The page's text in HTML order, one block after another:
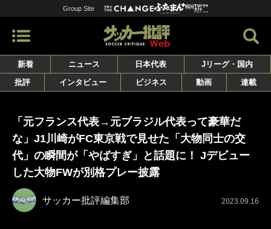
Group Site
新着 ニュース 日本代表
Jリーグ・国内
批評
インタビュー ビジネス 動画 連載
「元フランス代表→元ブラジル代表って豪華だ
な」J1川崎がFC東京戦で見せた「大物同士の交
代」の瞬間が「やばすぎ」と話題に！ Jデビュー
した大物FWが別格プレー披露
サッカー批評編集部 2023.09.16